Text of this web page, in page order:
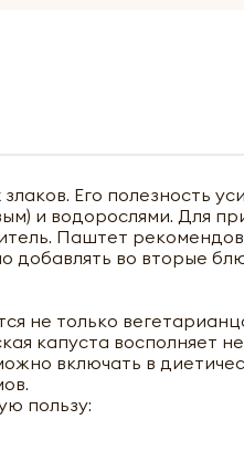
Его полезность
и водорослями. Для
Паштет
добавлять во вторые
не только
капуста восполняет
включать в
пользу: